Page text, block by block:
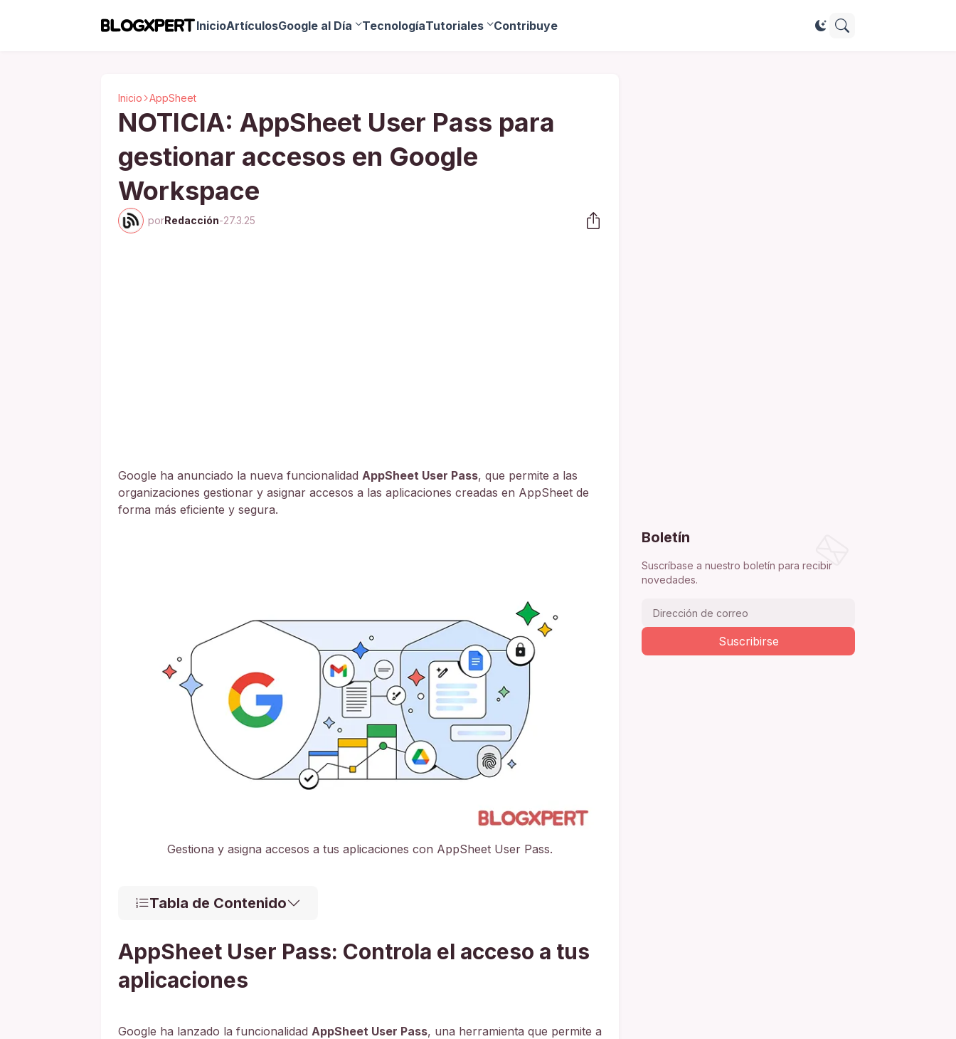
InicioArtículosGoogle al Día TecnologíaTutoriales Contribuye
Inicio AppSheet
NOTICIA: AppSheet User Pass para
gestionar accesos en Google
Workspace
porRedacción-27.3.25
Google ha anunciado la nueva funcionalidad AppSheet User Pass, que permite a las
organizaciones gestionar y asignar accesos a las aplicaciones creadas en AppSheet de
forma más eficiente y segura.
Gestiona y asigna accesos a tus aplicaciones con AppSheet User Pass.
Tabla de Contenido
AppSheet User Pass: Controla el acceso a tus
aplicaciones
Google ha lanzado la funcionalidad AppSheet User Pass, una herramienta que permite a
Boletín
Suscríbase a nuestro boletín para recibir
novedades.